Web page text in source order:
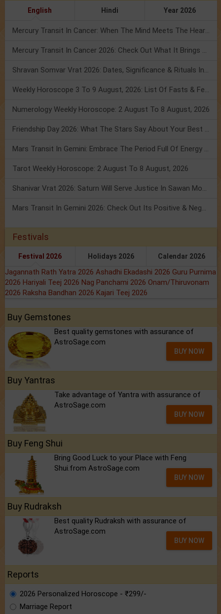
English Hindi Year 2026
Mercury Transit In Cancer: When The Mind Meets The Heart!
Mercury Transit In Cancer 2026: Check Out What It Brings For You
Shravan Somvar Vrat 2026: Dates, Significance & Rituals In August
Weekly Horoscope 3 To 9 August, 2026: List Of Fasts & Festivals
Numerology Weekly Horoscope: 2 August To 8 August, 2026
Friendship Day 2026: What The Stars Say About Your Best Friend!
Mars Transit In Gemini: Embrace The Period Full Of Energy & Intelligence
Tarot Weekly Horoscope: 2 August To 8 August, 2026
Shanivar Vrat 2026: Saturn Will Serve Justice In Sawan Month!
Mars Transit In Gemini 2026: Check Out Its Positive & Negative Impact
Festivals
Festival 2026 Holidays 2026 Calendar 2026
Jagannath Rath Yatra 2026 Ashadhi Ekadashi 2026 Guru Purnima
2026 Hariyali Teej 2026 Nag Panchami 2026 Onam/Thiruvonam
2026 Raksha Bandhan 2026 Kajari Teej 2026
Buy Gemstones
Best quality gemstones with assurance of
AstroSage.com
BUY NOW
Buy Yantras
Take advantage of Yantra with assurance of
AstroSage.com
BUY NOW
Buy Feng Shui
Bring Good Luck to your Place with Feng
Shui.from AstroSage.com
BUY NOW
Buy Rudraksh
Best quality Rudraksh with assurance of
AstroSage.com
BUY NOW
Reports
2026 Personalized Horoscope - ₹299/-
Marriage Report